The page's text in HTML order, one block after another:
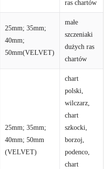
ras chartów
25mm; 35mm;
40mm;
50mm(VELVET)
małe
szczeniaki
dużych ras
chartów
25mm; 35mm;
40mm; 50mm
(VELVET)
chart
polski,
wilczarz,
chart
szkocki,
borzoj,
podenco,
chart